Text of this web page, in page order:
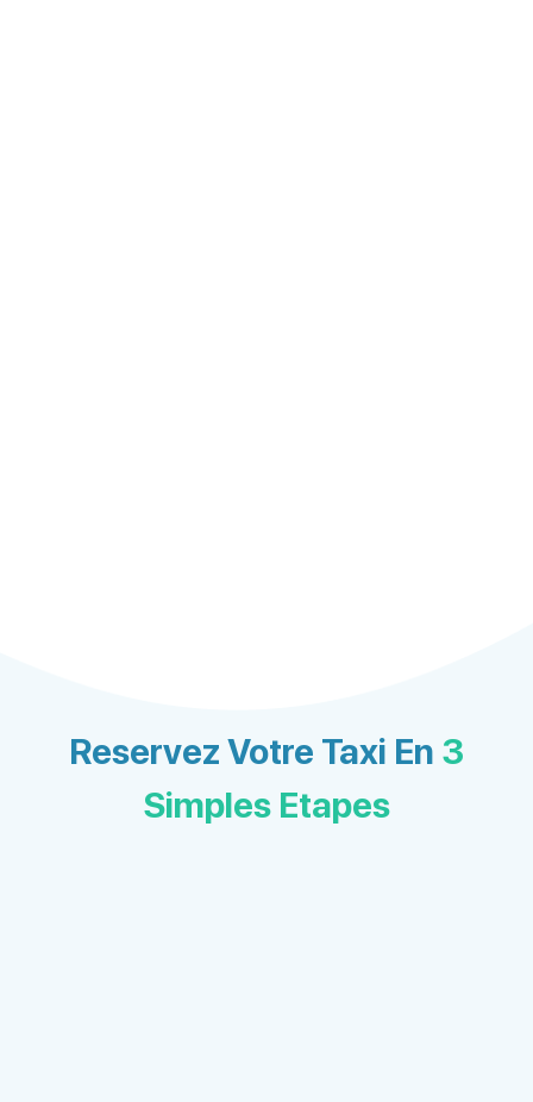
Reservez Votre Taxi En 3
Simples Etapes